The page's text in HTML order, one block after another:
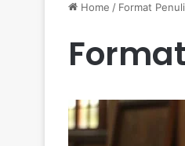
Home / Format